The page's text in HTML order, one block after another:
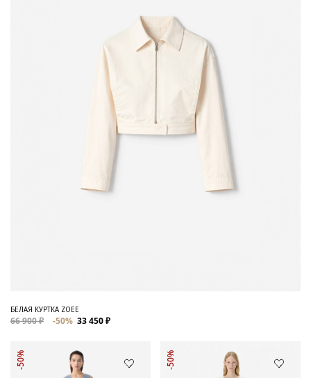
БЕЛАЯ КУРТКА ZOEE
66 900 ₽ -50% 33 450 ₽
-50% -50%